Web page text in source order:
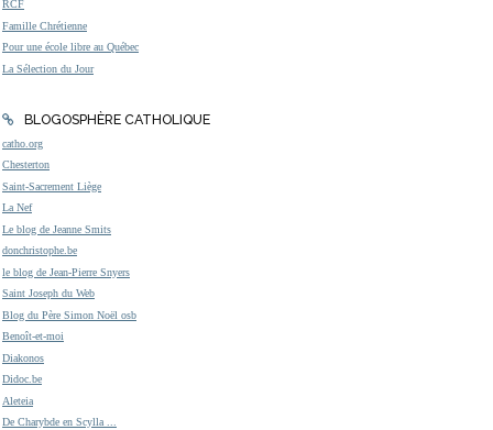
RCF
Famille Chrétienne
Pour une école libre au Québec
La Sélection du Jour
BLOGOSPHÈRE CATHOLIQUE
catho.org
Chesterton
Saint-Sacrement Liège
La Nef
Le blog de Jeanne Smits
donchristophe.be
le blog de Jean-Pierre Snyers
Saint Joseph du Web
Blog du Père Simon Noël osb
Benoît-et-moi
Diakonos
Didoc.be
Aleteia
De Charybde en Scylla ...